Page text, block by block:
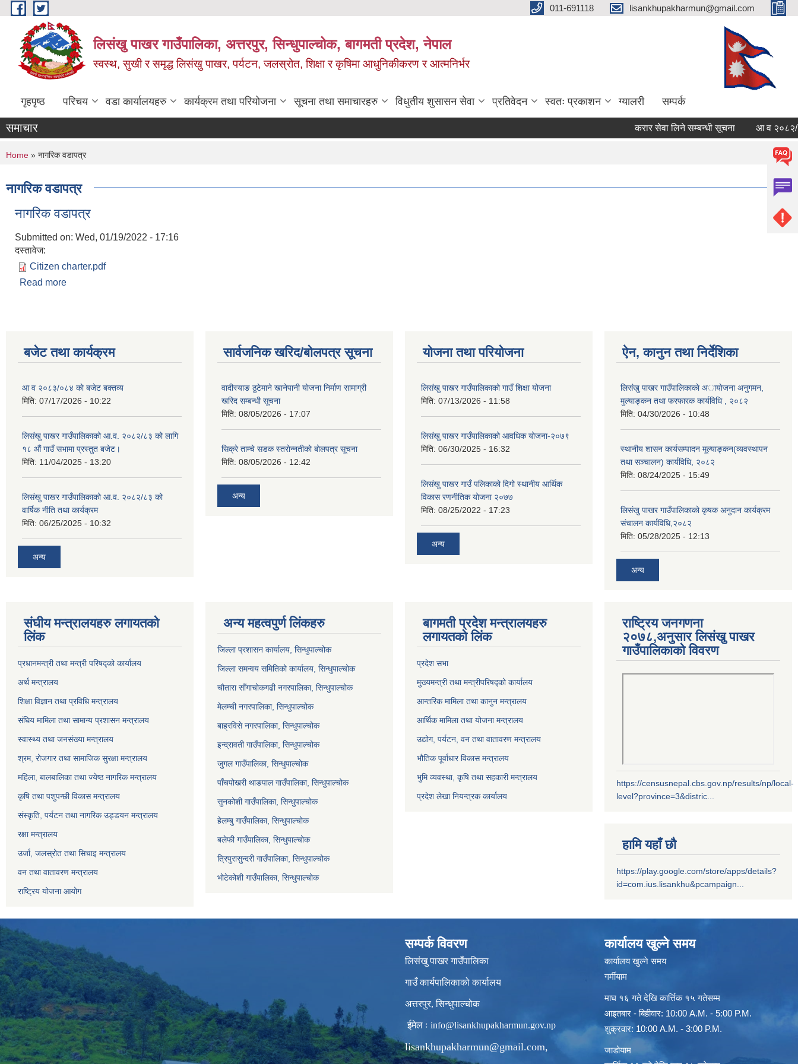
Skip to main content 011-691118 lisankhupakharmun@gmail.com
लिसंखु पाखर गाउँपालिका, अत्तरपुर, सिन्धुपाल्चोक, बागमती प्रदेश, नेपाल
स्वस्थ, सुखी र समृद्ध लिसंखु पाखर, पर्यटन, जलस्रोत, शिक्षा र कृषिमा आधुनिकीकरण र आत्मनिर्भर
गृहपृष्ठ परिचय वडा कार्यालयहरु कार्यक्रम तथा परियोजना सूचना तथा समाचारहरु विधुतीय शुसासन सेवा प्रतिवेदन स्वतः प्रकाशन ग्यालरी सम्पर्क
समाचार करार सेवा लिने सम्बन्धी सूचना आ व २०८२/०८३
You are here
Home » नागरिक वडापत्र
नागरिक वडापत्र
नागरिक वडापत्र
Submitted on: Wed, 01/19/2022 - 17:16
दस्तावेज:
Citizen charter.pdf
Read more
बजेट तथा कार्यक्रम
आ व २०८३/०८४ काे बजेट बक्तव्य
मिति: 07/17/2026 - 10:22
लिसंखु पाखर गाउँपालिकाको आ.व. २०८२/८३ को लागि
१८ औं गाउँ सभामा प्रस्तुत बजेट।
मिति: 11/04/2025 - 13:20
लिसंखु पाखर गाउँपालिकाको आ.व. २०८२/८३ को
वार्षिक नीति तथा कार्यक्रम
मिति: 06/25/2025 - 10:32
अन्य
सार्वजनिक खरिद/बोलपत्र सूचना
वादीस्याङ ठुटेमाने खानेपानी याेजना निर्माण सामाग्री
खरिद सम्बन्धी सूचना
मिति: 08/05/2026 - 17:07
सिक्रे ताम्चे सडक स्तराेन्नतीकाे बाेलपत्र सूचना
मिति: 08/05/2026 - 12:42
अन्य
योजना तथा परियोजना
लिसंखु पाखर गाउँपालिकाको गाउँ शिक्षा योजना
मिति: 07/13/2026 - 11:58
लिसंखु पाखर गाउँपालिकाको आवधिक योजना-२०७९
मिति: 06/30/2025 - 16:32
लिसंखु पाखर गाउँ पलिकाको दिगो स्थानीय आर्थिक
विकास रणनीतिक योजना २०७७
मिति: 08/25/2022 - 17:23
अन्य
ऐन, कानुन तथा निर्देशिका
लिसंखु पाखर गाउँपालिकाकाे अायाेजना अनुगमन,
मुल्याङ्कन तथा फरफारक कार्यविधि , २०८२
मिति: 04/30/2026 - 10:48
स्थानीय शासन कार्यसम्पादन मूल्याङ्कन(व्यवस्थापन
तथा सञ्चालन) कार्यविधि, २०८२
मिति: 08/24/2025 - 15:49
लिसंखु पाखर गाउँपालिकाको कृषक अनुदान कार्यक्रम
संचालन कार्यविधि,२०८२
मिति: 05/28/2025 - 12:13
अन्य
संघीय मन्त्रालयहरु लगायतको
लिंक
प्रधानमन्त्री तथा मन्त्री परिषद्को कार्यालय
अर्थ मन्त्रालय
शिक्षा विज्ञान तथा प्रविधि मन्त्रालय
संघिय मामिला तथा सामान्य प्रशासन मन्त्रालय
स्वास्थ्य तथा जनसंख्या मन्त्रालय
श्रम, रोजगार तथा सामाजिक सुरक्षा मन्त्रालय
महिला, बालबालिका तथा ज्येष्ठ नागरिक मन्त्रालय
कृषि तथा पशुपन्छी विकास मन्त्रालय
संस्कृति, पर्यटन तथा नागरिक उड्डयन मन्त्रालय
रक्षा मन्त्रालय
उर्जा, जलस्रोत तथा सिचाइ मन्त्रालय
वन तथा वातावरण मन्त्रालय
राष्ट्रिय योजना आयोग
अन्य महत्वपुर्ण लिंकहरु
जिल्ला प्रशासन कार्यालय, सिन्धुपाल्चोक
जिल्ला समन्वय समितिको कार्यालय, सिन्धुपाल्चोक
चौतारा साँगाचोकगढी नगरपालिका, सिन्धुपाल्चोक
मेलम्ची नगरपालिका, सिन्धुपाल्चोक
बाह्रविसे नगरपालिका, सिन्धुपाल्चोक
इन्द्रावती गाउँपालिका, सिन्धुपाल्चोक
जुगल गाउँपालिका, सिन्धुपाल्चोक
पाँचपोखरी थाङपाल गाउँपालिका, सिन्धुपाल्चोक
सुनकोशी गाउँपालिका, सिन्धुपाल्चोक
हेलम्बु गाउँपालिका, सिन्धुपाल्चोक
बलेफी गाउँपालिका, सिन्धुपाल्चोक
त्रिपुरासुन्दरी गाउँपालिका, सिन्धुपाल्चोक
भोटेकोशी गाउँपालिका, सिन्धुपाल्चोक
बागमती प्रदेश मन्त्रालयहरु
लगायतको लिंक
प्रदेश सभा
मुख्यमन्त्री तथा मन्त्रीपरिषद्को कार्यालय
आन्तरिक मामिला तथा कानुन मन्त्रालय
आर्थिक मामिला तथा योजना मन्त्रालय
उद्योग, पर्यटन, वन तथा वातावरण मन्त्रालय
भौतिक पूर्वाधार विकास मन्त्रालय
भुमि व्यवस्था, कृषि तथा सहकारी मन्त्रालय
प्रदेश लेखा नियन्त्रक कार्यालय
राष्ट्रिय जनगणना
२०७८,अनुसार लिसंखु पाखर
गाउँपालिकाको विवरण
https://censusnepal.cbs.gov.np/results/np/local-
level?province=3&distric...
हामि यहाँ छौ
https://play.google.com/store/apps/details?
id=com.ius.lisankhu&pcampaign...
सम्पर्क विवरण
लिसंखु पाखर गाउँपालिका
गाउँ कार्यपालिकाको कार्यालय
अत्तरपुर, सिन्धुपाल्चोक
ईमेल ः info@lisankhupakharmun.gov.np
lisankhupakharmun@gmail.com,
कार्यालय खुल्ने समय
कार्यालय खुल्ने समय
गर्मीयाम
माघ १६ गते देखि कार्त्तिक १५ गतेसम्म
आइतबार - बिहीवार: 10:00 A.M. - 5:00 P.M.
शुक्रवार: 10:00 A.M. - 3:00 P.M.
जाडोयाम